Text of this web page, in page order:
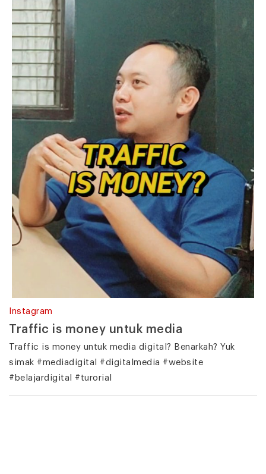
Instagram
Traffic is money untuk media
Traffic is money untuk media digital? Benarkah? Yuk
simak #mediadigital #digitalmedia #website
#belajardigital #turorial